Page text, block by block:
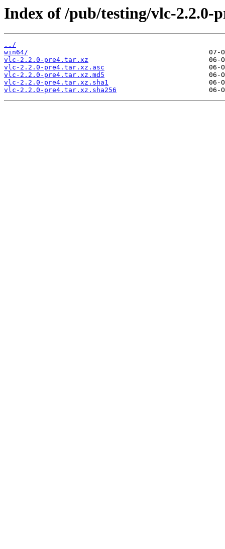
Index of /pub/testing/vlc-2.2.0-
../
win64/
vlc-2.2.0-pre4.tar.xz
vlc-2.2.0-pre4.tar.xz.asc
vlc-2.2.0-pre4.tar.xz.md5
vlc-2.2.0-pre4.tar.xz.sha1
vlc-2.2.0-pre4.tar.xz.sha256